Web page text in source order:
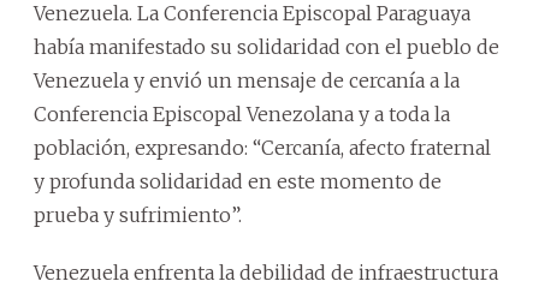
Venezuela. La Conferencia Episcopal Paraguaya
había manifestado su solidaridad con el pueblo de
Venezuela y envió un mensaje de cercanía a la
Conferencia Episcopal Venezolana y a toda la
población, expresando: “Cercanía, afecto fraternal
y profunda solidaridad en este momento de
prueba y sufrimiento”.
Venezuela enfrenta la debilidad de infraestructura